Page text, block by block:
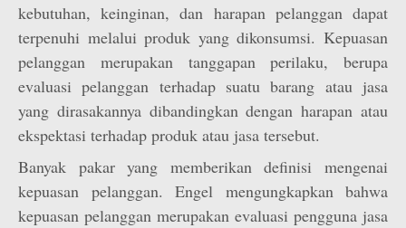
kebutuhan, keinginan, dan harapan pelanggan dapat
terpenuhi melalui produk yang dikonsumsi. Kepuasan
pelanggan merupakan tanggapan perilaku, berupa
evaluasi pelanggan terhadap suatu barang atau jasa
yang dirasakannya dibandingkan dengan harapan atau
ekspektasi terhadap produk atau jasa tersebut.
Banyak pakar yang memberikan definisi mengenai
kepuasan pelanggan. Engel mengungkapkan bahwa
kepuasan pelanggan merupakan evaluasi pengguna jasa